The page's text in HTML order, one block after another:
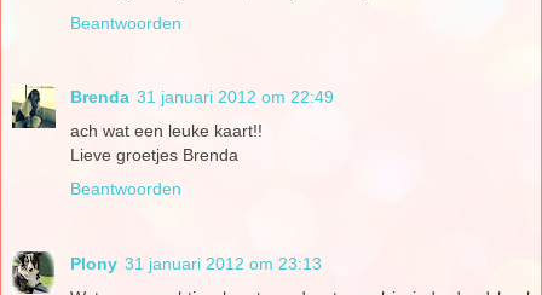
Beantwoorden
Brenda 31 januari 2012 om 22:49
ach wat een leuke kaart!!
Lieve groetjes Brenda
Beantwoorden
Plony 31 januari 2012 om 23:13